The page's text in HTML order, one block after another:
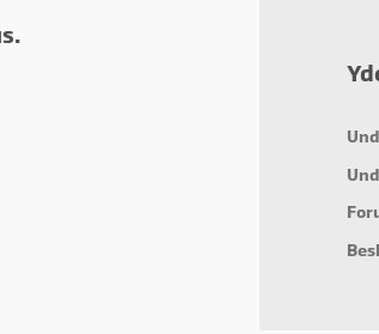
cookies giver hjemmesideejere indsigt i brugernes
cookies bruges til at spore brugere på tværs af
der er relevante og engagerende for den enkelte